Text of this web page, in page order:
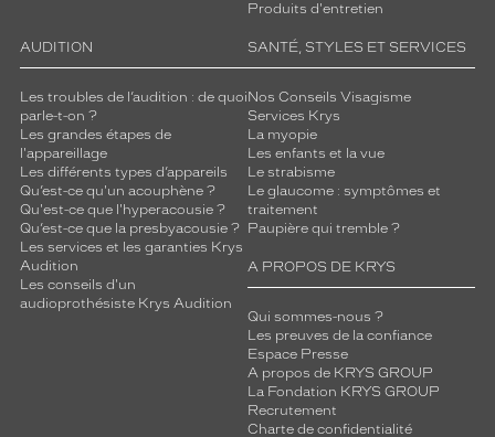
Produits d'entretien
AUDITION
Les troubles de l’audition : de quoi
parle-t-on ?
Les grandes étapes de
l'appareillage
Les différents types d’appareils
Qu’est-ce qu'un acouphène ?
Qu'est-ce que l'hyperacousie ?
Qu’est-ce que la presbyacousie ?
Les services et les garanties Krys
Audition
Les conseils d'un
audioprothésiste Krys Audition
SANTÉ, STYLES ET SERVICES
Nos Conseils Visagisme
Services Krys
La myopie
Les enfants et la vue
Le strabisme
Le glaucome : symptômes et
traitement
Paupière qui tremble ?
A PROPOS DE KRYS
Qui sommes-nous ?
Les preuves de la confiance
Espace Presse
A propos de KRYS GROUP
La Fondation KRYS GROUP
Recrutement
Charte de confidentialité